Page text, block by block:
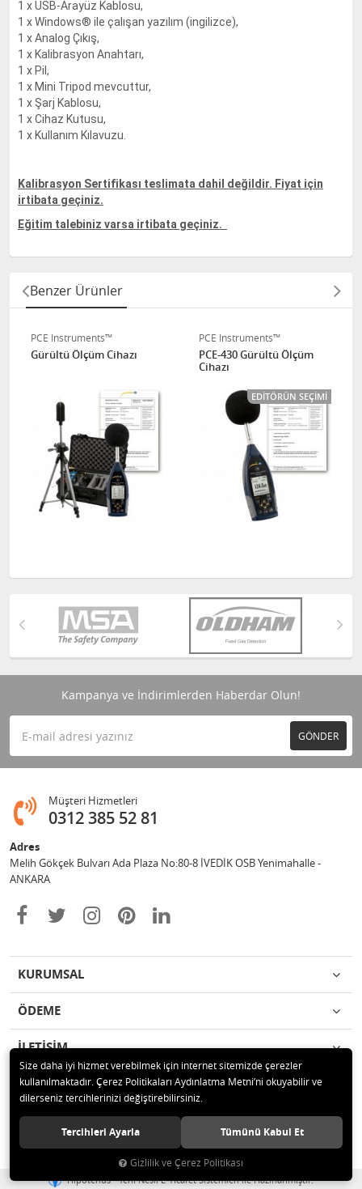
1 x USB-Arayüz Kablosu,
1 x Windows® ile çalışan yazılım (ingilizce),
1 x Analog Çıkış,
1 x Kalibrasyon Anahtarı,
1 x Pil,
1 x Mini Tripod mevcuttur,
1 x Şarj Kablosu,
1 x Cihaz Kutusu,
1 x Kullanım Kılavuzu.
Kalibrasyon Sertifikası teslimata dahil değildir. Fiyat için
irtibata geçiniz.
Eğitim talebiniz varsa irtibata geçiniz.
Benzer Ürünler
PCE Instruments™
Gürültü Ölçüm Cihazı
PCE Instruments™
PCE-430 Gürültü Ölçüm
Cihazı
EDITÖRÜN SEÇIMI
Kampanya ve İndirimlerden Haberdar Olun!
GÖNDER
Müşteri Hizmetleri
0312 385 52 81
Adres
Melih Gökçek Bulvarı Ada Plaza No:80-8 İVEDİK OSB Yenimahalle -
ANKARA
KURUMSAL
ÖDEME
İLETİŞİM
© 2020 ESA ÖLÇÜM VE TEST CİHAZLARI ELEKTRONİK SAN TİC LTD ŞTİ
Tüm hakları saklıdır.
Hipotenüs Yeni Nesil E-Ticaret Sistemleri ile Hazırlanmıştır.
Size daha iyi hizmet verebilmek için internet sitemizde çerezler
kullanılmaktadır. Çerez Politikaları Aydınlatma Metni’ni okuyabilir ve
dilerseniz tercihlerinizi değiştirebilirsiniz.
Tercihleri Ayarla Tümünü Kabul Et
Gizlilik ve Çerez Politikası